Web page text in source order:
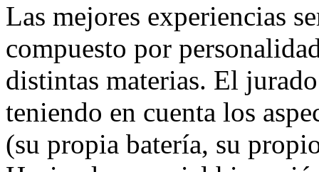
Las mejores experiencias
compuesto por
distintas materias. El
teniendo en cuenta los
(su propia batería, su